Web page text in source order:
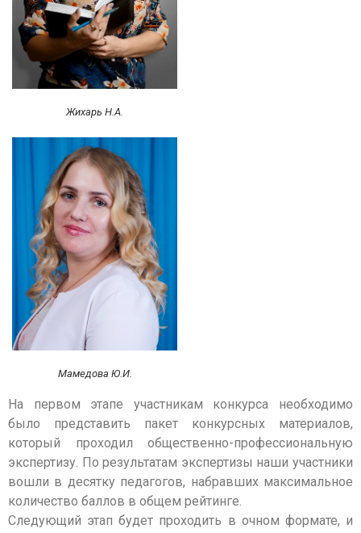
Жихарь Н.А.
Мамедова Ю.И.
На первом этапе участникам конкурса необходимо
было представить пакет конкурсных материалов,
который проходил общественно-профессиональную
экспертизу. По результатам экспертизы наши участники
вошли в десятку педагогов, набравших максимальное
количество баллов в общем рейтинге.
Следующий этап будет проходить в очном формате, и